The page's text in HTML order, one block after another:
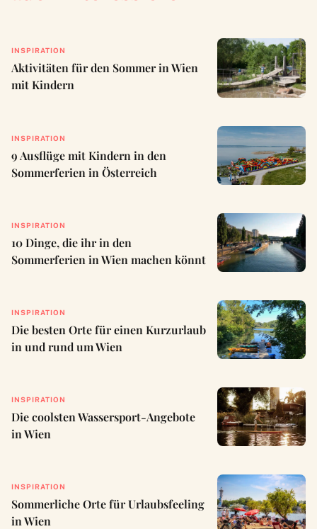
INSPIRATION
Aktivitäten für den Sommer in Wien
mit Kindern
INSPIRATION
9 Ausflüge mit Kindern in den
Sommerferien in Österreich
INSPIRATION
10 Dinge, die ihr in den
Sommerferien in Wien machen könnt
INSPIRATION
Die besten Orte für einen Kurzurlaub
in und rund um Wien
INSPIRATION
Die coolsten Wassersport-Angebote
in Wien
INSPIRATION
Sommerliche Orte für Urlaubsfeeling
in Wien